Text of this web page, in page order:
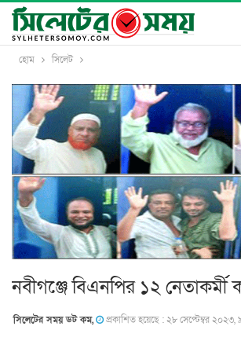
হোম সিলেট
নবীগঞ্জে বিএনপির ১২ নেতাকর্মী
সিলেটের সময় ডট কম, প্রকাশিত হয়েছে : ২৮ সেপ্টেম্বর